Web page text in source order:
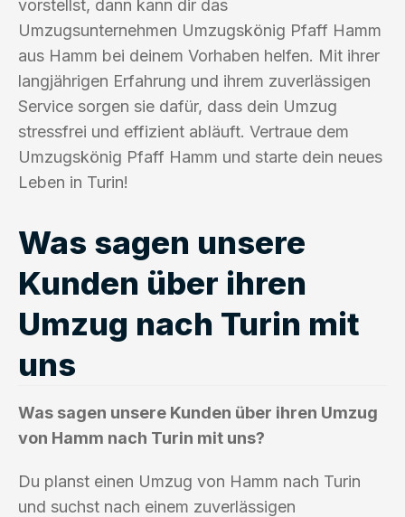
vorstellst, dann kann dir das
Umzugsunternehmen Umzugskönig Pfaff Hamm
aus Hamm bei deinem Vorhaben helfen. Mit ihrer
langjährigen Erfahrung und ihrem zuverlässigen
Service sorgen sie dafür, dass dein Umzug
stressfrei und effizient abläuft. Vertraue dem
Umzugskönig Pfaff Hamm und starte dein neues
Leben in Turin!
Was sagen unsere
Kunden über ihren
Umzug nach Turin mit
uns
Was sagen unsere Kunden über ihren Umzug
von Hamm nach Turin mit uns?
Du planst einen Umzug von Hamm nach Turin
und suchst nach einem zuverlässigen